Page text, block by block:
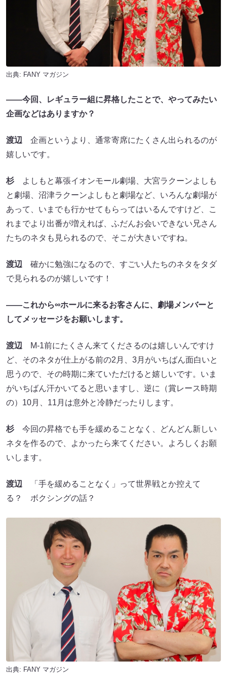
出典: FANY マガジン
――今回、レギュラー組に昇格したことで、やってみたい
企画などはありますか？
渡辺 企画というより、通常寄席にたくさん出られるのが
嬉しいです。
杉 よしもと幕張イオンモール劇場、大宮ラクーンよしも
と劇場、沼津ラクーンよしもと劇場など、いろんな劇場が
あって、いまでも行かせてもらってはいるんですけど、こ
れまでより出番が増えれば、ふだんお会いできない兄さん
たちのネタも見られるので、そこが大きいですね。
渡辺 確かに勉強になるので、すごい人たちのネタをタダ
で見られるのが嬉しいです！
――これから∞ホールに来るお客さんに、劇場メンバーと
してメッセージをお願いします。
渡辺 M-1前にたくさん来てくださるのは嬉しいんですけ
ど、そのネタが仕上がる前の2月、3月がいちばん面白いと
思うので、その時期に来ていただけると嬉しいです。いま
がいちばん汗かいてると思いますし、逆に（賞レース時期
の）10月、11月は意外と冷静だったりします。
杉 今回の昇格でも手を緩めることなく、どんどん新しい
ネタを作るので、よかったら来てください。よろしくお願
いします。
渡辺 「手を緩めることなく」って世界戦とか控えて
る？ ボクシングの話？
出典: FANY マガジン